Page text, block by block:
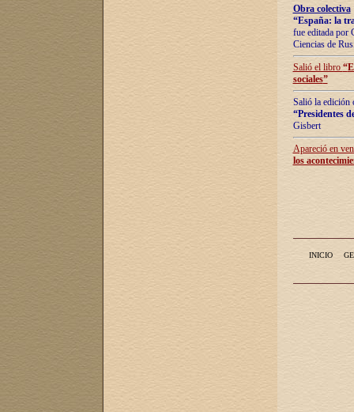
Obra colectiva
“España: la
fue editada por
Ciencias de
Salió el libro “
sociales”
Salió la edición
“Presidentes
Gisbert
Apareció en
los
INICIO